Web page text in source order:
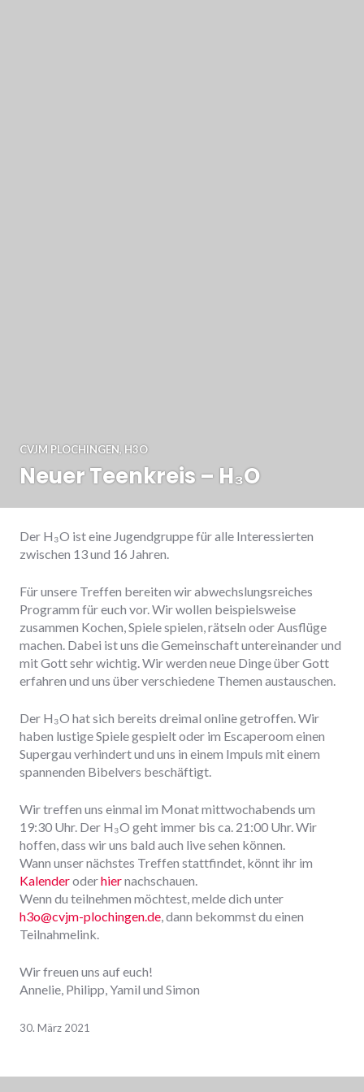
CVJM PLOCHINGEN, H3O
Neuer Teenkreis – H₃O
Der H₃O ist eine Jugendgruppe für alle Interessierten
zwischen 13 und 16 Jahren.
Für unsere Treffen bereiten wir abwechslungsreiches
Programm für euch vor. Wir wollen beispielsweise
zusammen Kochen, Spiele spielen, rätseln oder Ausflüge
machen. Dabei ist uns die Gemeinschaft untereinander und
mit Gott sehr wichtig. Wir werden neue Dinge über Gott
erfahren und uns über verschiedene Themen austauschen.
Der H₃O hat sich bereits dreimal online getroffen. Wir
haben lustige Spiele gespieltoder im Escaperoom einen
Supergau verhindertund uns in einem Impuls mit einem
spannenden Bibelvers beschäftigt.
Wir treffen uns einmal im Monat mittwochabends um
19:30 Uhr. Der H₃O geht immer bis ca. 21:00 Uhr. Wir
hoffen, dass wir uns bald auch live sehen können.
Wann unsernächstes Treffen stattfindet könnt ihr im
Kalenderoderhiernachschauen.
Wenn du teilnehmen möchtest, melde dich unter
h3o@cvjm-plochingen.de , dann bekommst du einen
Teilnahmelink.
Wir freuen uns auf euch!
Annelie, Philipp, Yamil und Simon
30. März 2021